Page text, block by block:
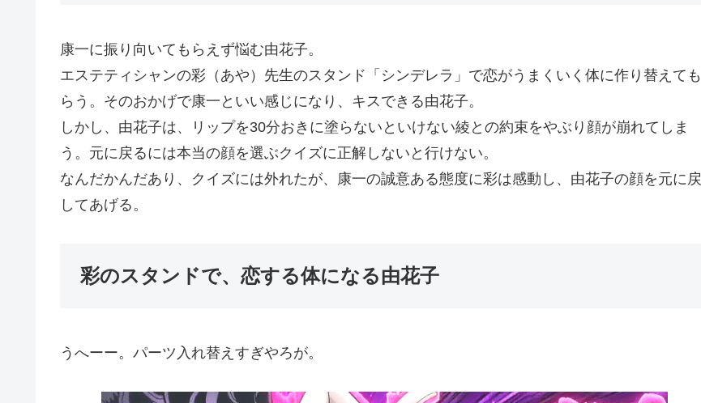
康一に振り向いてもらえず悩む由花子。
エステティシャンの彩（あや）先生のスタンド「シンデレラ」で恋がうまくいく体に作り替えても
らう。そのおかげで康一といい感じになり、キスできる由花子。
しかし、由花子は、リップを30分おきに塗らないといけない綾との約束をやぶり顔が崩れてしま
う。元に戻るには本当の顔を選ぶクイズに正解しないと行けない。
なんだかんだあり、クイズには外れたが、康一の誠意ある態度に彩は感動し、由花子の顔を元に戻
してあげる。
彩のスタンドで、恋する体になる由花子
うへーー。パーツ入れ替えすぎやろが。